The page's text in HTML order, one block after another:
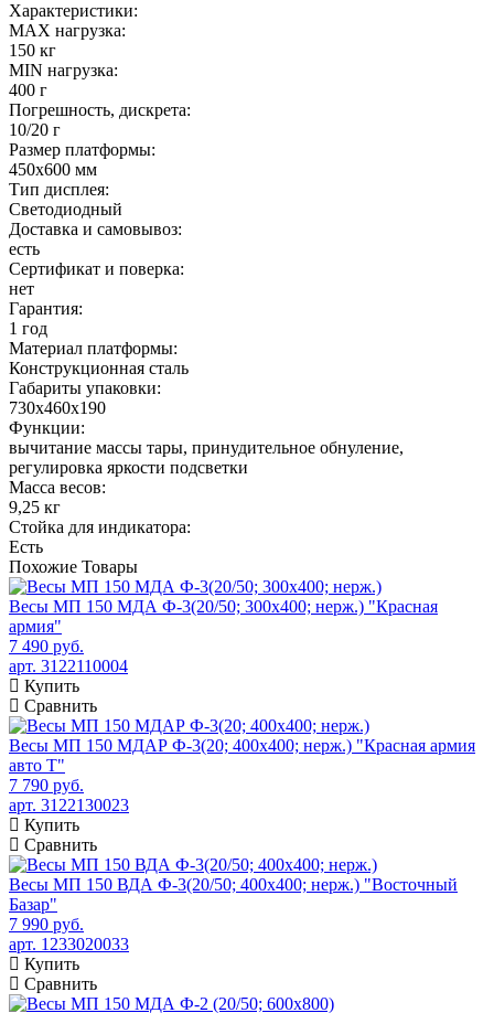
Характеристики:
MAX нагрузка:
150 кг
MIN нагрузка:
400 г
Погрешность, дискрета:
10/20 г
Размер платформы:
450х600 мм
Тип дисплея:
Светодиодный
Доставка и самовывоз:
есть
Сертификат и поверка:
нет
Гарантия:
1 год
Материал платформы:
Конструкционная сталь
Габариты упаковки:
730х460х190
Функции:
вычитание массы тары, принудительное обнуление,
регулировка яркости подсветки
Масса весов:
9,25 кг
Стойка для индикатора:
Есть
Похожие Товары
Весы МП 150 МДА Ф-3(20/50; 300х400; нерж.) "Красная
армия"
7 490 руб.
арт. 3122110004
Купить
Сравнить
Весы МП 150 МДАР Ф-3(20; 400х400; нерж.) "Красная армия
авто Т"
7 790 руб.
арт. 3122130023
Купить
Сравнить
Весы МП 150 ВДА Ф-3(20/50; 400х400; нерж.) "Восточный
Базар"
7 990 руб.
арт. 1233020033
Купить
Сравнить